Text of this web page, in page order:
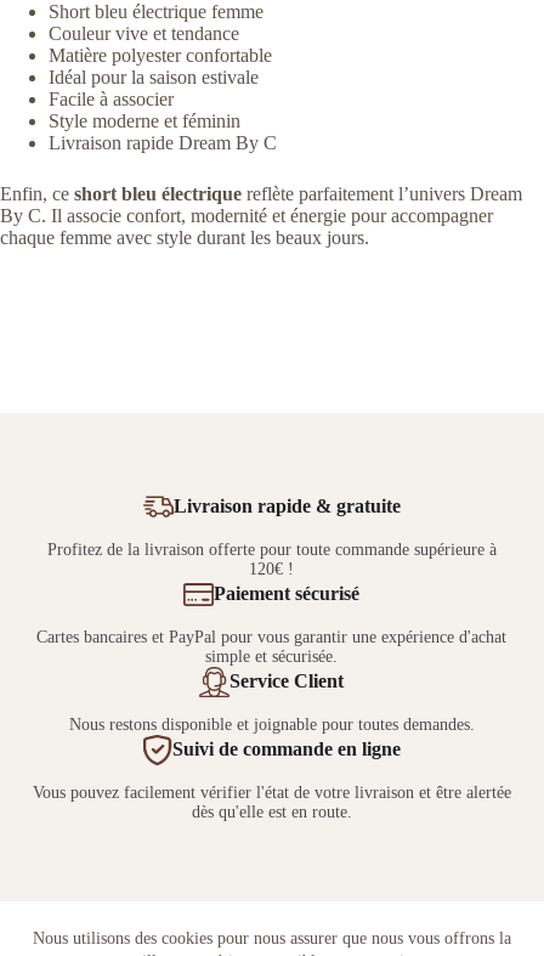
Nous utilisons des cookies pour nous assurer que nous vous offrons la
Short bleu électrique femme
Couleur vive et tendance
Matière polyester confortable
Idéal pour la saison estivale
Facile à associer
Style moderne et féminin
Livraison rapide Dream By C
Enfin, ce short bleu électrique reflète parfaitement l’univers Dream
By C. Il associe confort, modernité et énergie pour accompagner
chaque femme avec style durant les beaux jours.
Livraison rapide & gratuite
Profitez de la livraison offerte pour toute commande supérieure à
120€ !
Paiement sécurisé
Cartes bancaires et PayPal pour vous garantir une expérience d'achat
simple et sécurisée.
Service Client
Nous restons disponible et joignable pour toutes demandes.
Suivi de commande en ligne
Vous pouvez facilement vérifier l'état de votre livraison et être alertée
dès qu'elle est en route.